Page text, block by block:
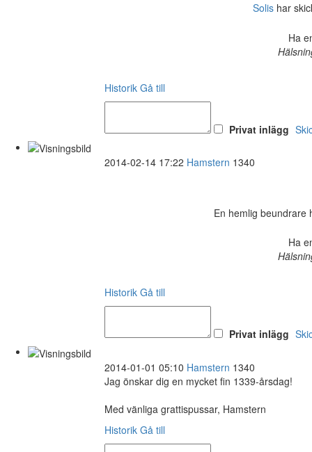
Solis har
Ha
Historik Gå till
Privat inlägg
2014-02-14 17:22 Hamstern 1340
En hemlig beundrare
Ha
Historik Gå till
Privat inlägg
2014-01-01 05:10 Hamstern 1340
Jag önskar dig en mycket fin 1339-årsdag!
Med vänliga grattispussar, Hamstern
Historik Gå till